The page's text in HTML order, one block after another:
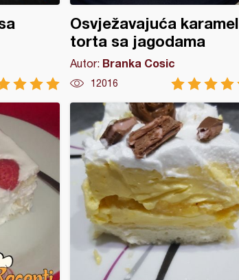
Osvježavajuća karamel
torta sa jagodama
Autor: Branka Cosic
12016